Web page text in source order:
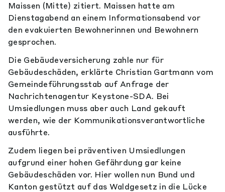
Maissen (Mitte) zitiert. Maissen hatte am
Dienstagabend an einem Informationsabend vor
den evakuierten Bewohnerinnen und Bewohnern
gesprochen.
Die Gebäudeversicherung zahle nur für
Gebäudeschäden, erklärte Christian Gartmann vom
Gemeindeführungsstab auf Anfrage der
Nachrichtenagentur Keystone-SDA. Bei
Umsiedlungen muss aber auch Land gekauft
werden, wie der Kommunikationsverantwortliche
ausführte.
Zudem liegen bei präventiven Umsiedlungen
aufgrund einer hohen Gefährdung gar keine
Gebäudeschäden vor. Hier wollen nun Bund und
Kanton gestützt auf das Waldgesetz in die Lücke